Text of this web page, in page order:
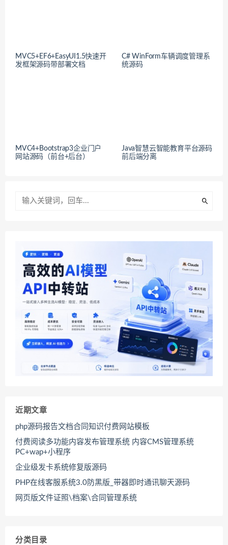
MVC5+EF6+EasyUI1.5快速开
发框架源码带部署文档
C# WinForm车辆调度管理系
统源码
MVC4+Bootstrap3企业门户
网站源码（前台+后台）
Java智慧云智能教育平台源码
前后端分离
近期文章
php源码报告文档合同知识付费网站模板
付费阅读多功能内容发布管理系统 内容CMS管理系统
PC+wap+小程序
企业级发卡系统修复版源码
PHP在线客服系统3.0防黑版_带器即时通讯聊天源码
网页版文件证照\档案\合同管理系统
分类目录